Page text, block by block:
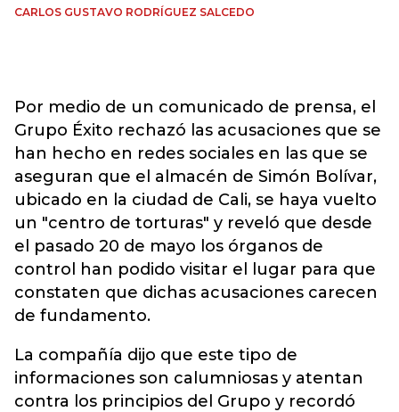
CARLOS GUSTAVO RODRÍGUEZ SALCEDO
Por medio de un comunicado de prensa, el
Grupo Éxito rechazó las acusaciones que se
han hecho en redes sociales en las que se
aseguran que el almacén de Simón Bolívar,
ubicado en la ciudad de Cali, se haya vuelto
un "centro de torturas" y reveló que desde
el pasado 20 de mayo los órganos de
control han podido visitar el lugar para que
constaten que dichas acusaciones carecen
de fundamento.
La compañía dijo que este tipo de
informaciones son calumniosas y atentan
contra los principios del Grupo y recordó